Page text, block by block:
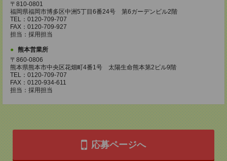
〒810-0801
福岡県福岡市博多区中洲5丁目6番24号 第6ガーデンビル2階
TEL：0120-709-707
FAX：0120-709-927
担当：採用担当
熊本営業所
〒860-0806
熊本県熊本市中央区花畑町4番1号 太陽生命熊本第2ビル9階
TEL：0120-709-707
FAX：0120-934-611
担当：採用担当
応募ページへ